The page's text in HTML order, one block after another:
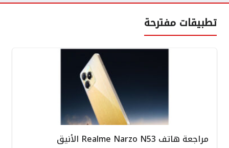
تطبيقات مفترحة
مراجعة هاتف Realme Narzo N53 الأنيق